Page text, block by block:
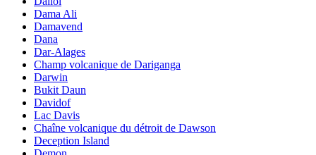
Dama Ali
Damavend
Dana
Dar-Alages
Champ volcanique de Dariganga
Darwin
Bukit Daun
Davidof
Lac Davis
Chaîne volcanique du détroit de Dawson
Deception Island